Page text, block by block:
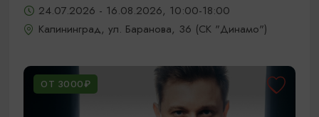
24.07.2026 - 16.08.2026, 10:00-18:00
Калининград, ул. Баранова, 36 (СК "Динамо")
ОТ 3000₽